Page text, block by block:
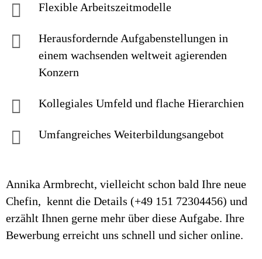
Flexible Arbeitszeitmodelle
Herausfordernde Aufgaben­stellungen in
einem wachsenden welt­weit agierenden
Konzern
Kollegiales Um­feld und flache Hierarchien
Umfangreiches Weiter­bildungs­an­gebot
Annika Armbrecht, vielleicht schon bald Ihre neue
Chefin, kennt die Details (+49 151 72304456) und
erzählt Ihnen gerne mehr über diese Aufgabe. Ihre
Bewerbung erreicht uns schnell und sicher online.